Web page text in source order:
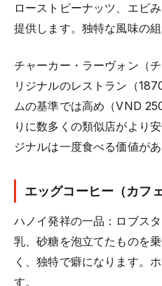
ローストピーナッツ、エビ
提供します。独特な風味の組
チャーカー・ラーヴォン（
リジナルのレストラン（
ムの基準では高め（VND
りに数多くの類似店がより
ジナルは一度食べる価値があ
エッグコーヒー（カフ
ハノイ発祥の一品：ロブス
乳、砂糖を泡立てたものを
く、独特で癖になります。
す。